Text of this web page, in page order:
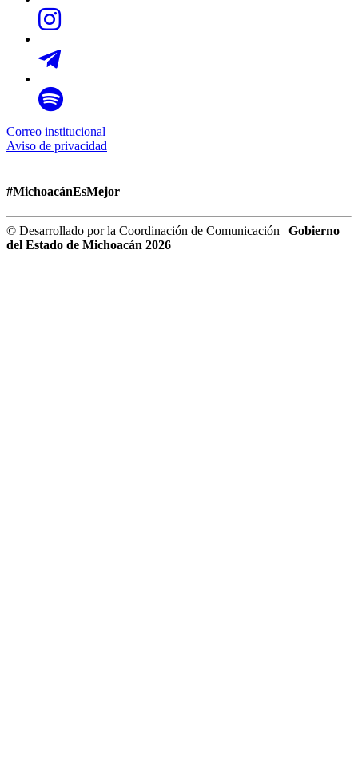
Correo institucional
Aviso de privacidad
#MichoacánEsMejor
© Desarrollado por la Coordinación de Comunicación | Gobierno
del Estado de Michoacán 2026